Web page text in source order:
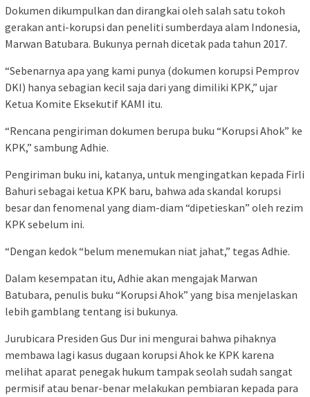
Dokumen dikumpulkan dan dirangkai oleh salah satu tokoh
gerakan anti-korupsi dan peneliti sumberdaya alam Indonesia,
Marwan Batubara. Bukunya pernah dicetak pada tahun 2017.
“Sebenarnya apa yang kami punya (dokumen korupsi Pemprov
DKI) hanya sebagian kecil saja dari yang dimiliki KPK,” ujar
Ketua Komite Eksekutif KAMI itu.
“Rencana pengiriman dokumen berupa buku “Korupsi Ahok” ke
KPK,” sambung Adhie.
Pengiriman buku ini, katanya, untuk mengingatkan kepada Firli
Bahuri sebagai ketua KPK baru, bahwa ada skandal korupsi
besar dan fenomenal yang diam-diam “dipetieskan” oleh rezim
KPK sebelum ini.
“Dengan kedok “belum menemukan niat jahat,” tegas Adhie.
Dalam kesempatan itu, Adhie akan mengajak Marwan
Batubara, penulis buku “Korupsi Ahok” yang bisa menjelaskan
lebih gamblang tentang isi bukunya.
Jurubicara Presiden Gus Dur ini mengurai bahwa pihaknya
membawa lagi kasus dugaan korupsi Ahok ke KPK karena
melihat aparat penegak hukum tampak seolah sudah sangat
permisif atau benar-benar melakukan pembiaran kepada para